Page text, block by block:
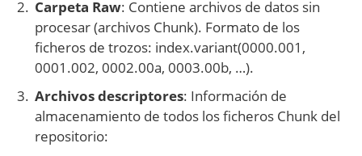
Carpeta Raw: Contiene archivos de datos sin
procesar (archivos Chunk). Formato de los
ficheros de trozos: index.variant(0000.001,
0001.002, 0002.00a, 0003.00b, …).
Archivos descriptores: Información de
almacenamiento de todos los ficheros Chunk del
repositorio: